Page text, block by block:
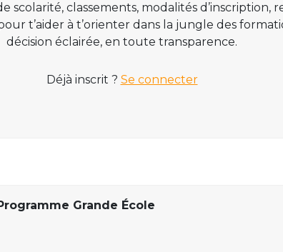
scolarité, classements, modalités d’inscription,
t’aider à t’orienter dans la jungle des
décision éclairée, en toute transparence.
Déjà inscrit ? Se connecter
Grande École